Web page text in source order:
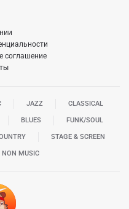
соглашение
JAZZ CLASSICAL
BLUES FUNK/SOUL
STAGE & SCREEN
NON MUSIC